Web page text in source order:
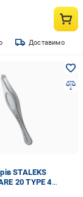
Доставимо
STALEKS
20 TYPE 4
(TBC-20/4)